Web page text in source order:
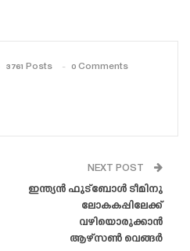
3761 Posts 0 Comments
NEXT POST
ഇന്ത്യൻ ഫുട്ബോൾ ടീമിനു
ലോകകപ്പിലേക്ക്
വഴിയൊരുക്കാൻ
ആഴ്‌സൺ വെങ്ങർ